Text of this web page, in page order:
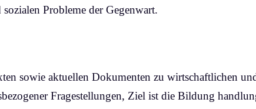
Probleme der Gegenwart.
sowie aktuellen Dokumenten zu wirtschaftlichen
Fragestellungen, Ziel ist die Bildung